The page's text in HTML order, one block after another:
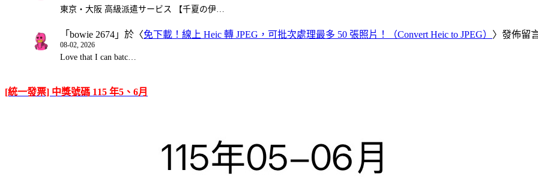
東京・大阪 高級派遣サービス 【千夏の伊…
「 bowie 2674 」於〈免下載！線上 Heic 轉 JPEG，可批次處理最多 50 張照片！（Convert Heic to JPEG） 〉發佈留
08-02, 2026
Love that I can batc…
[統一發票] 中獎號碼 115 年5、6月